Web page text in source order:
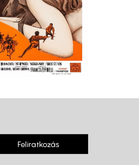
Feliratkozás